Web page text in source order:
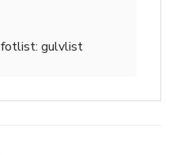
fotlist: gulvlist